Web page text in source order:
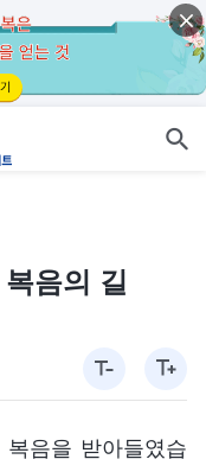
음의 길
음을 받아들였습